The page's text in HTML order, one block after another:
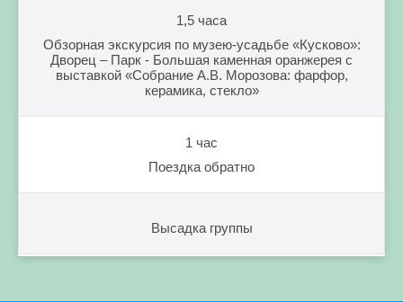
1,5 часа
Обзорная экскурсия по музею-усадьбе «Кусково»:
Дворец – Парк - Большая каменная оранжерея с
выставкой «Собрание А.В. Морозова: фарфор,
керамика, стекло»
1 час
Поездка обратно
Высадка группы